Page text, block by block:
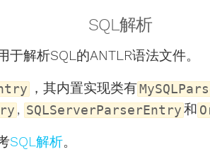
SQL解析
解析SQL的ANTLR语法文件。
，其内置实现类有
, SQLServerParserEntry 和
SQL解析。